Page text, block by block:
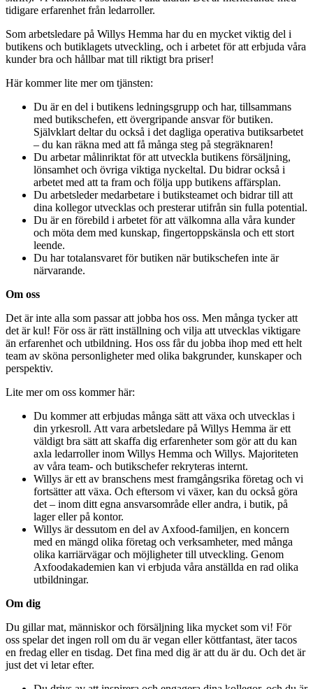
tidigare erfarenhet från ledarroller.
Som arbetsledare på Willys Hemma har du en mycket viktig del i
butikens och butiklagets utveckling, och i arbetet för att erbjuda våra
kunder bra och hållbar mat till riktigt bra priser!
Här kommer lite mer om tjänsten:
Du är en del i butikens ledningsgrupp och har, tillsammans
med butikschefen, ett övergripande ansvar för butiken.
Självklart deltar du också i det dagliga operativa butiksarbetet
– du kan räkna med att få många steg på stegräknaren!
Du arbetar målinriktat för att utveckla butikens försäljning,
lönsamhet och övriga viktiga nyckeltal. Du bidrar också i
arbetet med att ta fram och följa upp butikens affärsplan.
Du arbetsleder medarbetare i butiksteamet och bidrar till att
dina kollegor utvecklas och presterar utifrån sin fulla potential.
Du är en förebild i arbetet för att välkomna alla våra kunder
och möta dem med kunskap, fingertoppskänsla och ett stort
leende.
Du har totalansvaret för butiken när butikschefen inte är
närvarande.
Om oss
Det är inte alla som passar att jobba hos oss. Men många tycker att
det är kul! För oss är rätt inställning och vilja att utvecklas viktigare
än erfarenhet och utbildning. Hos oss får du jobba ihop med ett helt
team av sköna personligheter med olika bakgrunder, kunskaper och
perspektiv.
Lite mer om oss kommer här:
Du kommer att erbjudas många sätt att växa och utvecklas i
din yrkesroll. Att vara arbetsledare på Willys Hemma är ett
väldigt bra sätt att skaffa dig erfarenheter som gör att du kan
axla ledarroller inom Willys Hemma och Willys. Majoriteten
av våra team- och butikschefer rekryteras internt.
Willys är ett av branschens mest framgångsrika företag och vi
fortsätter att växa. Och eftersom vi växer, kan du också göra
det – inom ditt egna ansvarsområde eller andra, i butik, på
lager eller på kontor.
Willys är dessutom en del av Axfood-familjen, en koncern
med en mängd olika företag och verksamheter, med många
olika karriärvägar och möjligheter till utveckling. Genom
Axfoodakademien kan vi erbjuda våra anställda en rad olika
utbildningar.
Om dig
Du gillar mat, människor och försäljning lika mycket som vi! För
oss spelar det ingen roll om du är vegan eller köttfantast, äter tacos
en fredag eller en tisdag. Det fina med dig är att du är du. Och det är
just det vi letar efter.